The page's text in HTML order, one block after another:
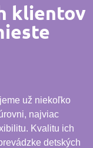
klientov
už niekoľko
najviac
Kvalitu ich
detských